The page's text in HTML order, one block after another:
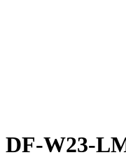
DF-W23-